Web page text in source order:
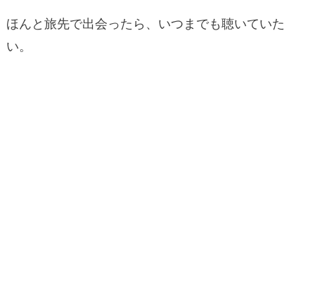
ほんと旅先で出会ったら、いつまでも聴いていた
い。